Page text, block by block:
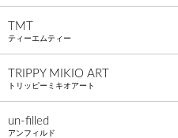
TMT
ティーエムティー
TRIPPY MIKIO ART
トリッピーミキオアート
un-filled
アンフィルド